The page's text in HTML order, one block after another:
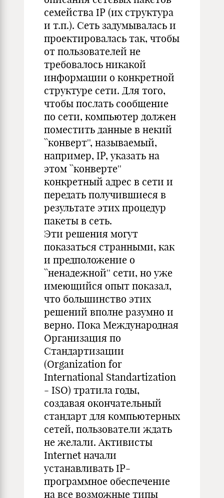
семейства IP (их структура
и т.п.). Сеть задумывалась и
проектировалась так, чтобы
от пользователей не
требовалось никакой
информации о конкретной
структуре сети. Для того,
чтобы послать сообщение
по сети, компьютер должен
поместить данные в некий
``конверт'', называемый,
например, IP, указать на
этом ``конверте''
конкретный адрес в сети и
передать получившиеся в
результате этих процедур
пакеты в сеть.
Эти решения могут
показаться странными, как
и предположение о
``ненадежной'' сети, но уже
имеющийся опыт показал,
что большинство этих
решений вполне разумно и
верно. Пока Международная
Организация по
Стандартизации
(Organization for
International Standartization
- ISO) тратила годы,
создавая окончательный
стандарт для компьютерных
сетей, пользователи ждать
не желали. Активисты
Internet начали
устанавливать IP-
программное обеспечение
на все возможные типы